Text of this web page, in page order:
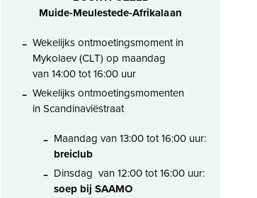
Muide-Meulestede-Afrikalaan
Wekelijks ontmoetingsmoment in
Mykolaev (CLT) op maandag
van 14:00 tot 16:00 uur
Wekelijks ontmoetingsmomenten
in Scandinaviëstraat
Maandag van 13:00 tot 16:00 uur:
breiclub
Dinsdag van 12:00 tot 16:00 uur:
soep bij SAAMO